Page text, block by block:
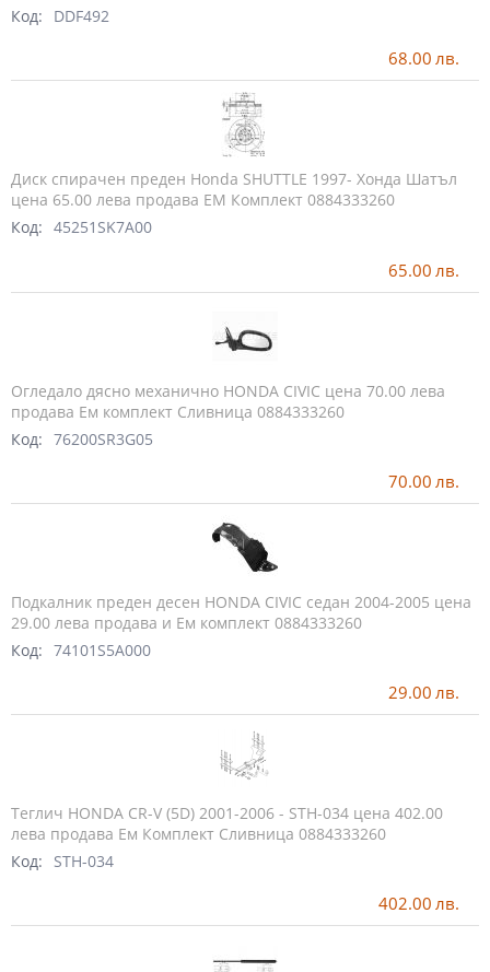
Код:
DDF492
68.00 лв.
Диск спирачен преден Honda SHUTTLE 1997- Хонда Шатъл
цена 65.00 лева продава ЕМ Комплект 0884333260
Код: 45251SK7A00
65.00 лв.
Огледало дясно механично HONDA CIVIC цена 70.00 лева
продава Ем комплект Сливница 0884333260
Код: 76200SR3G05
70.00 лв.
Подкалник преден десен HONDA CIVIC седан 2004-2005 цена
29.00 лева продава и Ем комплект 0884333260
Код: 74101S5A000
29.00 лв.
Теглич HONDA CR-V (5D) 2001-2006 - STH-034 цена 402.00
лева продава Ем Комплект Сливница 0884333260
Код:
STH-034
402.00 лв.